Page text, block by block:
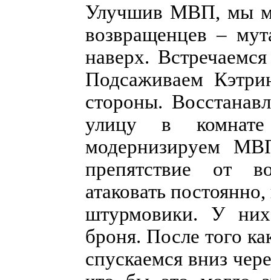
Улучшив МВП, мы
возвращенцев –
наверх.
Подсаживаем
стороны.
улицу в
модернизируем
препятствие от
атаковать
штурмовики. У
броня. После того
спускаемся вниз